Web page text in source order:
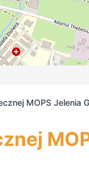
MOPS Jelenia